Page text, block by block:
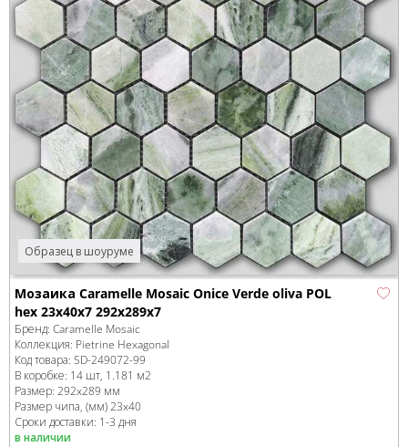
Образец в шоуруме
Мозаика Caramelle Mosaic Onice Verde oliva POL
hex 23x40x7 292x289x7
Бренд: Caramelle Mosaic
Коллекция: Pietrine Hexagonal
Код товара: SD-249072-99
В коробке: 14 шт, 1.181 м2
Размер: 292x289 мм
Размер чипа, (мм)23x40
Сроки доставки: 1-3 дня
в наличии